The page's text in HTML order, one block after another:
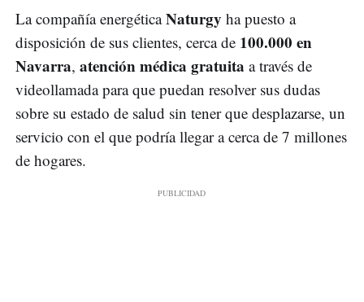
La compañía energéticaNaturgy ha puesto a
disposición de sus clientes, cerca de 100.000 en
Navarra, atención médica gratuita a través de
videollamada para que puedan resolver sus dudas
sobre su estado de salud sin tener que desplazarse, un
servicio con el que podría llegar a cerca de 7 millones
de hogares.